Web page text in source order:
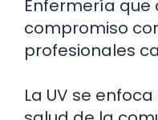
Enfermería
compromiso
profesionales
La UV se